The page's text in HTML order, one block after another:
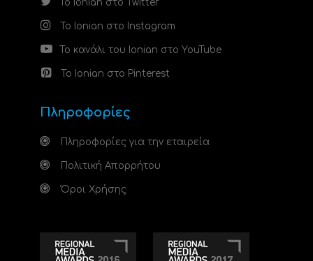
Το Ionian στο Twitter
Το Ionian στο Instagram
Το κανάλι του Ionian στο YouTube
Το Ionian στο Pinterest
Πληροφορίες
Πληροφορίες για την εταιρεία
Πολιτική Απορρήτου
Όροι Χρήσης